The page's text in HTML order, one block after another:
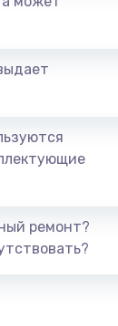
южного моста
батарейки BIOS
Заказать
ремонт?